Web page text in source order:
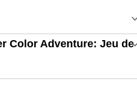
Color Adventure: Jeu de